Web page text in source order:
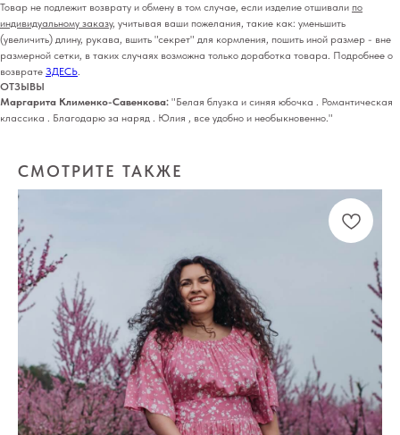
Товар не подлежит возврату и обмену в том случае, если изделие отшивали по
индивидуальному заказу, учитывая ваши пожелания, такие как: уменьшить
(увеличить) длину, рукава, вшить "секрет" для кормления, пошить иной размер - вне
размерной сетки, в таких случаях возможна только доработка товара. Подробнее о
возврате ЗДЕСЬ.
ОТЗЫВЫ
Маргарита Клименко-Савенкова: "Белая блузка и синяя юбочка . Романтическая
классика . Благодарю за наряд . Юлия , все удобно и необыкновенно."
СМОТРИТЕ ТАКЖЕ